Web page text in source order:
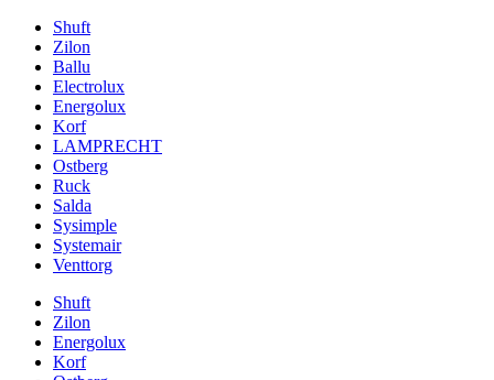
Shuft
Zilon
Ballu
Electrolux
Energolux
Korf
LAMPRECHT
Ostberg
Ruck
Salda
Sysimple
Systemair
Venttorg
Shuft
Zilon
Energolux
Korf